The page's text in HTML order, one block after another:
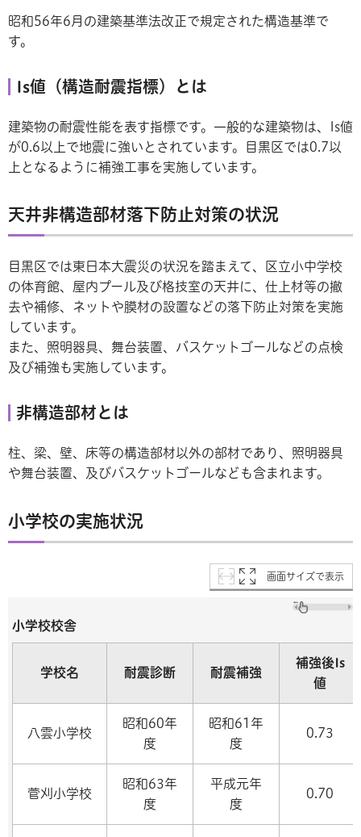
昭和56年6月の建築基準法改正で規定された構造基準で
す。
Is値（構造耐震指標）とは
建築物の耐震性能を表す指標です。一般的な建築物は、Is値
が0.6以上で地震に強いとされています。目黒区では0.7以
上となるように補強工事を実施しています。
天井非構造部材落下防止対策の状況
目黒区では東日本大震災の状況を踏まえて、区立小中学校
の体育館、屋内プール及び格技室の天井に、仕上材等の撤
去や補修、ネットや膜材の設置などの落下防止対策を実施
しています。
また、照明器具、舞台装置、バスケットゴールなどの点検
及び補強も実施しています。
非構造部材とは
柱、梁、壁、床等の構造部材以外の部材であり、照明器具
や舞台装置、及びバスケットゴールなども含まれます。
小学校の実施状況
画面サイズで表示
小学校校舎
学校名 耐震診断 耐震補強
補強後Is
値
八雲小学校
昭和60年
度
昭和61年
度
0.73
菅刈小学校
昭和63年
度
平成元年
度
0.70